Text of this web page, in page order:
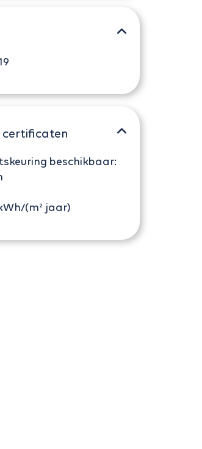
beschikbaar:
(m² jaar)